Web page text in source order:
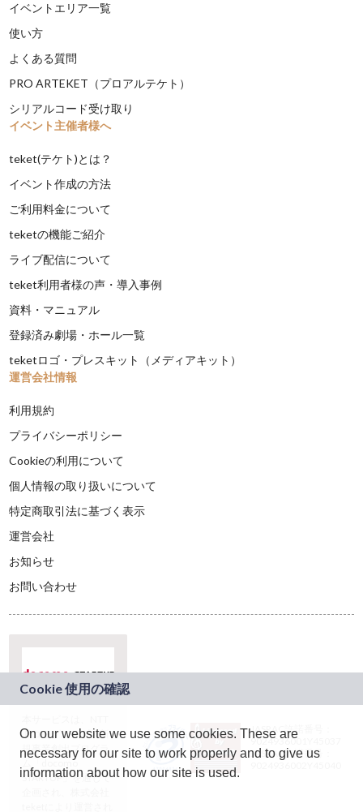
イベントエリア一覧
使い方
よくある質問
PRO ARTEKET（プロアルテケト）
シリアルコード受け取り
イベント主催者様へ
teket(テケト)とは？
イベント作成の方法
ご利用料金について
teketの機能ご紹介
ライブ配信について
teket利用者様の声・導入事例
資料・マニュアル
登録済み劇場・ホール一覧
teketロゴ・プレスキット（メディアキット）
運営会社情報
利用規約
プライバシーポリシー
Cookieの利用について
個人情報の取り扱いについて
特定商取引法に基づく表示
運営会社
お知らせ
お問い合わせ
ドコモグループの新
規事業創出プログラ
ム「docomo
STARTUP」を通じて
JASRAC許諾番号：
9024936001Y45037
JASRAC許諾番号：
On our website we use some cookies. These are
necessary for our site to work properly and to give us
information about how our site is used.